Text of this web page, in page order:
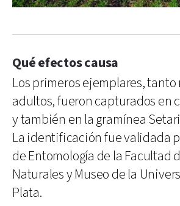
Qué efectos causa
Los primeros ejemplares,
adultos, fueron capturados en
y también en la gramínea
La identificación fue validada
de Entomología de la Facultad
Naturales y Museo de la
Plata.